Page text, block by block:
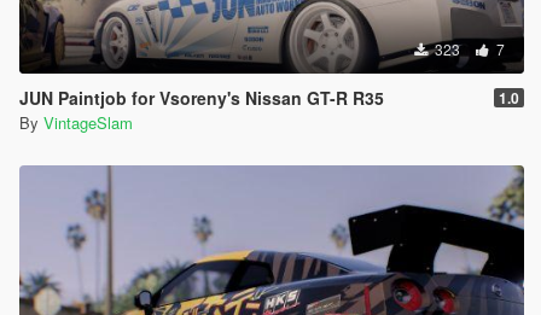
323 7
JUN Paintjob for Vsoreny's Nissan GT-R R35 1.0
By VintageSlam